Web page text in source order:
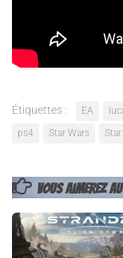
Étiquettes : EA
ps4
Star Wars
VOUS AIMEREZ